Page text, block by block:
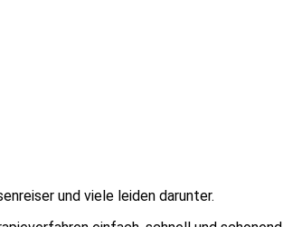
und viele leiden darunter.